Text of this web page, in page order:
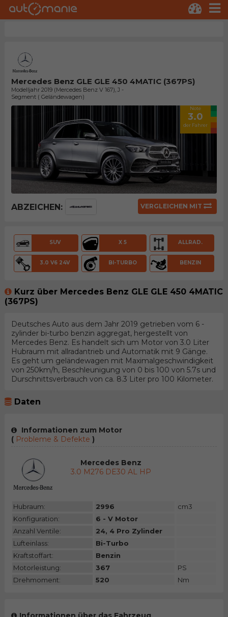
Mercedes Benz GLE GLE 450 4MATIC (367PS)
Modelljahr 2019 (Mercedes Benz V 167), J -
Segment ( Geländewagen)
Note
3.0
der Fahrer
ABZEICHEN: VERGLEICHEN MIT
SUV X 5 ALLRAD.
3.0 V6 24V BI-TURBO BENZIN
Kurz über Mercedes Benz GLE GLE 450 4MATIC
(367PS)
Deutsches Auto aus dem Jahr 2019 getrieben vom 6 -
zylinder bi-turbo benzin aggregat, hergestellt von
Mercedes Benz. Es handelt sich um Motor von 3.0 Liter
Hubraum mit allradantrieb und Automatik mit 9 Gänge.
Es geht um geländewagen mit Maximalgeschwindigkeit
von 250km/h, Beschleunigung von 0 bis 100 von 5.7s und
Durschnittsverbrauch von ca. 8.3 Liter pro 100 Kilometer.
Daten
Informationen zum Motor
(Probleme & Defekte )
Mercedes Benz
3.0 M276 DE30 AL HP
Hubraum: 2996
cm3
Konfiguration:
6 - V Motor
Anzahl Ventile:
24, 4 Pro Zylinder
Lufteinlass:
Bi-Turbo
Kraftstoffart:
Benzin
Motorleistung:
367
PS
Drehmoment:
520 Nm